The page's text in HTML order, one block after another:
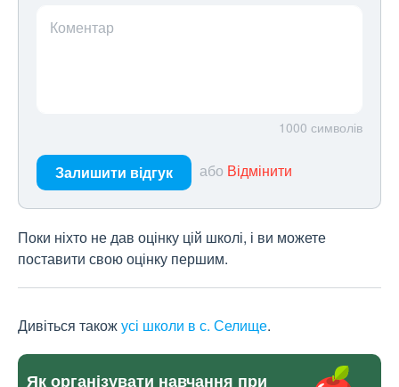
Коментар
1000 символів
Залишити відгук або Відмінити
Поки ніхто не дав оцінку цій школі, і ви можете
поставити свою оцінку першим.
Дивіться такожусі школи в с. Селище.
Як організувати навчання при